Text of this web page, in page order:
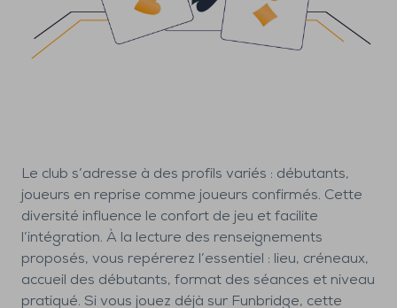
Le club s’adresse à des profils variés : débutants,
joueurs en reprise comme joueurs confirmés. Cette
diversité influence le confort de jeu et facilite
l’intégration. À la lecture des renseignements
proposés, vous repérerez l’essentiel : lieu, créneaux,
accueil des débutants, format des séances et niveau
pratiqué. Si vous jouez déjà sur Funbridge, cette